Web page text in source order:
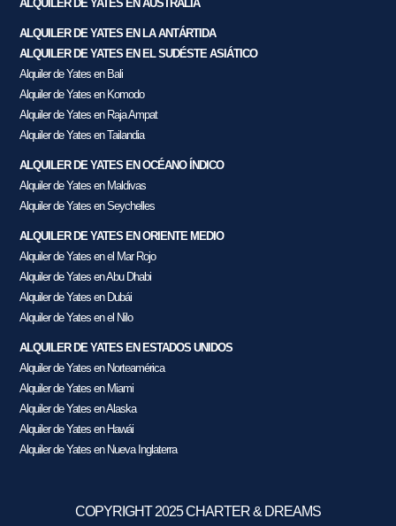
ALQUILER DE YATES EN AUSTRALIA
ALQUILER DE YATES EN LA ANTÁRTIDA
ALQUILER DE YATES EN EL SUDÉSTE ASIÁTICO
Alquiler de Yates en Bali
Alquiler de Yates en Komodo
Alquiler de Yates en Raja Ampat
Alquiler de Yates en Tailandia
ALQUILER DE YATES EN OCÉANO ÍNDICO
Alquiler de Yates en Maldivas
Alquiler de Yates en Seychelles
ALQUILER DE YATES EN ORIENTE MEDIO
Alquiler de Yates en el Mar Rojo
Alquiler de Yates en Abu Dhabi
Alquiler de Yates en Dubái
Alquiler de Yates en el Nilo
ALQUILER DE YATES EN ESTADOS UNIDOS
Alquiler de Yates en Norteamérica
Alquiler de Yates en Miami
Alquiler de Yates en Alaska
Alquiler de Yates en Hawái
Alquiler de Yates en Nueva Inglaterra
COPYRIGHT 2025 CHARTER & DREAMS